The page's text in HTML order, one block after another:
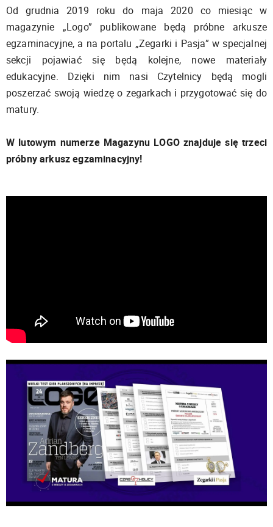
Od grudnia 2019 roku do maja 2020 co miesiąc w
magazynie „Logo” publikowane będą próbne arkusze
egzaminacyjne, a na portalu „Zegarki i Pasja” w specjalnej
sekcji pojawiać się będą kolejne, nowe materiały
edukacyjne. Dzięki nim nasi Czytelnicy będą mogli
poszerzać swoją wiedzę o zegarkach i przygotować się do
matury.
W lutowym numerze Magazynu LOGO znajduje się trzeci
próbny arkusz egzaminacyjny!